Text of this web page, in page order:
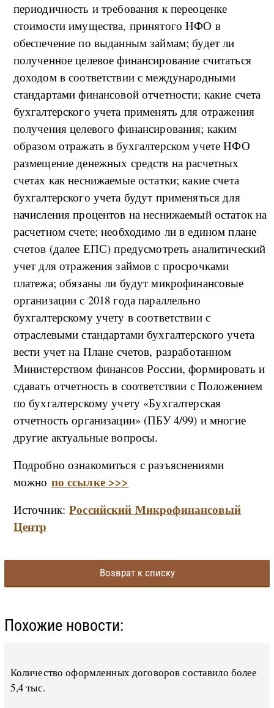
периодичность и требования к переоценке
стоимости имущества, принятого НФО в
обеспечение по выданным займам; будет ли
полученное целевое финансирование считаться
доходом в соответствии с международными
стандартами финансовой отчетности; какие счета
бухгалтерского учета применять для отражения
получения целевого финансирования; каким
образом отражать в бухгалтерском учете НФО
размещение денежных средств на расчетных
счетах как неснижаемые остатки; какие счета
бухгалтерского учета будут применяться для
начисления процентов на неснижаемый остаток на
расчетном счете; необходимо ли в едином плане
счетов (далее ЕПС) предусмотреть аналитический
учет для отражения займов с просрочками
платежа; обязаны ли будут микрофинансовые
организации с 2018 года параллельно
бухгалтерскому учету в соответствии с
отраслевыми стандартами бухгалтерского учета
вести учет на Плане счетов, разработанном
Министерством финансов России, формировать и
сдавать отчетность в соответствии с Положением
по бухгалтерскому учету «Бухгалтерская
отчетность организации» (ПБУ 4/99) и многие
другие актуальные вопросы.
Подробно ознакомиться с разъяснениями
можно по ссылке >>>
Источник:Российский Микрофинансовый
Центр
Возврат к списку
Похожие новости:
Количество оформленных договоров составило более
5,4 тыс.